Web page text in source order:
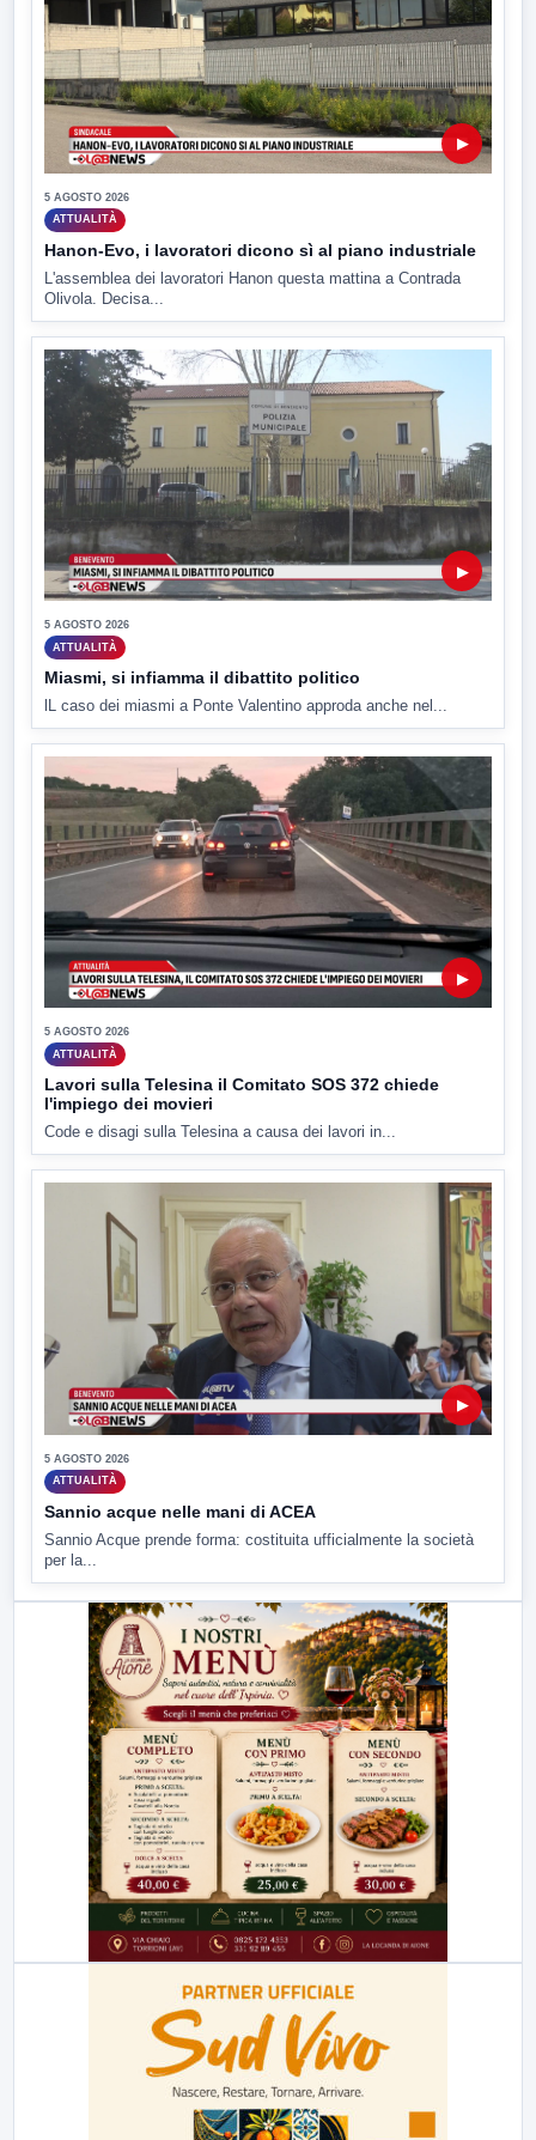
▶
5 AGOSTO 2026
ATTUALITÀ
Hanon-Evo, i lavoratori dicono sì al piano industriale
L'assemblea dei lavoratori Hanon questa mattina a Contrada
Olivola. Decisa...
▶
5 AGOSTO 2026
ATTUALITÀ
Miasmi, si infiamma il dibattito politico
lL caso dei miasmi a Ponte Valentino approda anche nel...
▶
5 AGOSTO 2026
ATTUALITÀ
Lavori sulla Telesina il Comitato SOS 372 chiede
l'impiego dei movieri
Code e disagi sulla Telesina a causa dei lavori in...
▶
5 AGOSTO 2026
ATTUALITÀ
Sannio acque nelle mani di ACEA
Sannio Acque prende forma: costituita ufficialmente la società
per la...